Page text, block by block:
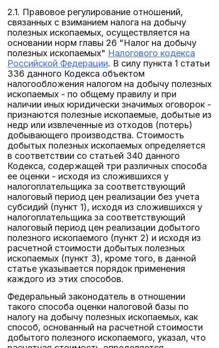
2.1. Правовое регулирование отношений,
связанных с взиманием налога на добычу
полезных ископаемых, осуществляется на
основании норм главы 26 "Налог на добычу
полезных ископаемых" Налогового кодекса
Российской Федерации. В силу пункта 1 статьи
336 данного Кодекса объектом
налогообложения налогом на добычу полезных
ископаемых - по общему правилу и при
наличии иных юридически значимых оговорок -
признаются полезные ископаемые, добытые из
недр или извлеченные из отходов (потерь)
добывающего производства. Стоимость
добытых полезных ископаемых определяется
в соответствии со статьей 340 данного
Кодекса, содержащей три различных способа
ее оценки - исходя из сложившихся у
налогоплательщика за соответствующий
налоговый период цен реализации без учета
субсидий (пункт 1), исходя из сложившихся у
налогоплательщика за соответствующий
налоговый период цен реализации добытого
полезного ископаемого (пункт 2) и исходя из
расчетной стоимости добытых полезных
ископаемых (пункт 3), кроме того, в данной
статье указывается порядок применения
каждого из этих способов.
Федеральный законодатель в отношении
такого способа оценки налоговой базы по
налогу на добычу полезных ископаемых, как
способ, основанный на расчетной стоимости
добытого полезного ископаемого, указал, что